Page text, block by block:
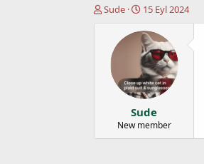
K
a
Sude
B
ş
l
a
n
g
ı
ç
t
a
15 Eyl 2024
Sude
New member